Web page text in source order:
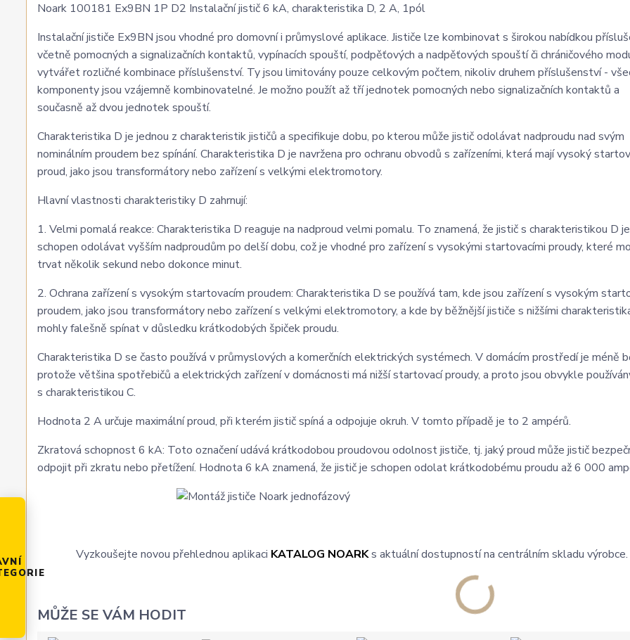
Noark 100181 Ex9BN 1P D2 Instalační jistič 6 kA, charakteristika D, 2 A, 1pól
Instalační jističe Ex9BN jsou vhodné pro domovní i průmyslové aplikace. Jističe lze kombinovat s širokou nabídkou
včetně pomocných a signalizačních kontaktů, vypínacích spouští, podpěťových a nadpěťových spouští či chráničového
vytvářet rozličné kombinace příslušenství. Ty jsou limitovány pouze celkovým počtem, nikoliv druhem příslušenství -
komponenty jsou vzájemně kombinovatelné. Je možno použít až tří jednotek pomocných nebo signalizačních kontaktů a
současně až dvou jednotek spouští.
Charakteristika D je jednou z charakteristik jističů a specifikuje dobu, po kterou může jistič odolávat nadproudu nad svým
nominálním proudem bez spínání. Charakteristika D je navržena pro ochranu obvodů s zařízeními, která mají vysoký
proud, jako jsou transformátory nebo zařízení s velkými elektromotory.
Hlavní vlastnosti charakteristiky D zahrnují:
1. Velmi pomalá reakce: Charakteristika D reaguje na nadproud velmi pomalu. To znamená, že jistič s charakteristikou D je
schopen odolávat vyšším nadproudům po delší dobu, což je vhodné pro zařízení s vysokými startovacími proudy, které
trvat několik sekund nebo dokonce minut.
2. Ochrana zařízení s vysokým startovacím proudem: Charakteristika D se používá tam, kde jsou zařízení s vysokým
proudem, jako jsou transformátory nebo zařízení s velkými elektromotory, a kde by běžnější jističe s nižšími
mohly falešně spínat v důsledku krátkodobých špiček proudu.
Charakteristika D se často používá v průmyslových a komerčních elektrických systémech. V domácím prostředí je méně
protože většina spotřebičů a elektrických zařízení v domácnosti má nižší startovací proudy, a proto jsou obvykle
s charakteristikou C.
Hodnota 2 A určuje maximální proud, při kterém jistič spíná a odpojuje okruh. V tomto případě je to 2 ampérů.
Zkratová schopnost 6 kA: Toto označení udává krátkodobou proudovou odolnost jističe, tj. jaký proud může jistič
odpojit při zkratu nebo přetížení. Hodnota 6 kA znamená, že jistič je schopen odolat krátkodobému proudu až 6 000
Vyzkoušejte novou přehlednou aplikaci KATALOG NOARKs aktuální dostupností na centrálním skladu výrobce.
MŮŽE SE VÁM HODIT